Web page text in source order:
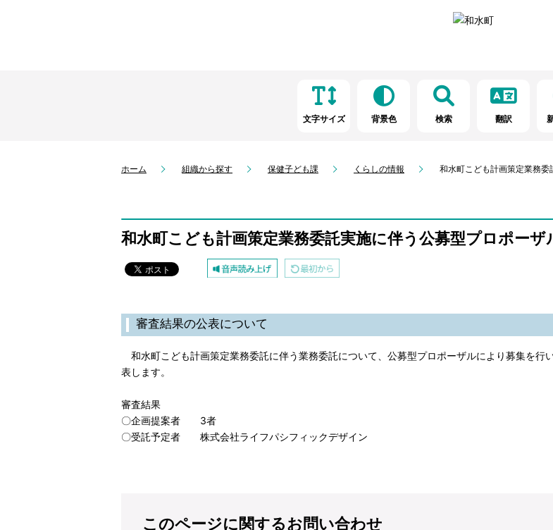
文字サイズ 背景色 検索 翻訳
ホーム 組織から探す 保健子ども課 くらしの情報 和水町こども計画策定業務
和水町こども計画策定業務委託実施に伴う公募型プロポーザ
審査結果の公表について
和水町こども計画策定業務委託に伴う業務委託について、公募型プロポーザルにより募集を行
表します。
審査結果
〇企画提案者 3者
〇受託予定者 株式会社ライフパシフィックデザイン
このページに関するお問い合わせ